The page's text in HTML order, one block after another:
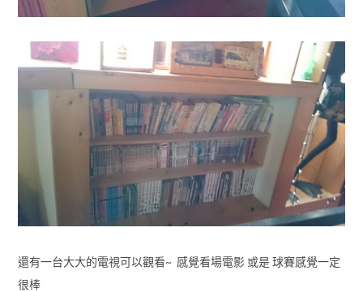
還有一台大大的電視可以觀看~ 感覺看場電影 或是 球賽感覺一定
很棒